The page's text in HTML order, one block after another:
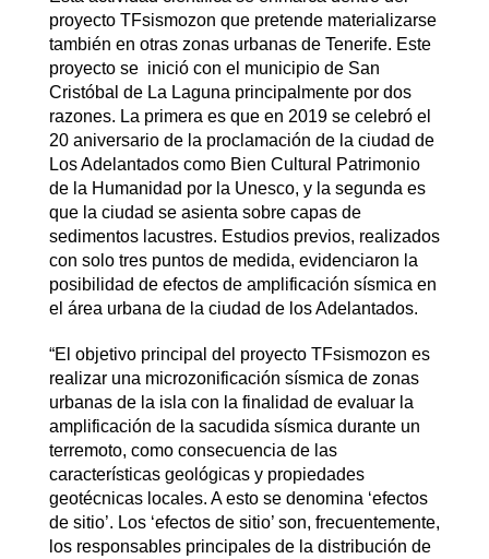
proyecto TFsismozon que pretende materializarse
también en otras zonas urbanas de Tenerife. Este
proyecto se inició con el municipio de San
Cristóbal de La Laguna principalmente por dos
razones. La primera es que en 2019 se celebró el
20 aniversario de la proclamación de la ciudad de
Los Adelantados como Bien Cultural Patrimonio
de la Humanidad por la Unesco, y la segunda es
que la ciudad se asienta sobre capas de
sedimentos lacustres. Estudios previos, realizados
con solo tres puntos de medida, evidenciaron la
posibilidad de efectos de amplificación sísmica en
el área urbana de la ciudad de los Adelantados.
“El objetivo principal del proyecto TFsismozon es
realizar una microzonificación sísmica de zonas
urbanas de la isla con la finalidad de evaluar la
amplificación de la sacudida sísmica durante un
terremoto, como consecuencia de las
características geológicas y propiedades
geotécnicas locales. A esto se denomina ‘efectos
de sitio’. Los ‘efectos de sitio’ son, frecuentemente,
los responsables principales de la distribución de